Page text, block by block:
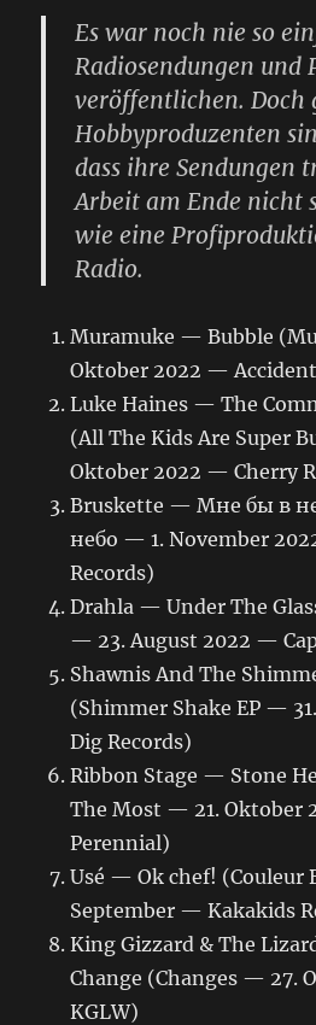
Es war noch nie so
Radiosendungen und
veröffentlichen. Doch
Hobbyproduzenten
dass ihre Sendungen
Arbeit am Ende nicht
wie eine
Radio.
Muramuke — Bubble
Oktober 2022 —
Luke Haines — The
(All The Kids Are Super
Oktober 2022 — Cherry
Bruskette — Мне бы в
небо — 1. November
Records)
Drahla — Under The
— 23. August 2022 —
Shawnis And The
(Shimmer Shake EP —
Dig Records)
Ribbon Stage — Stone
The Most — 21. Oktober
Perennial)
Usé — Ok chef! (Couleur
September — Kakakids
King Gizzard & The
Change (Changes — 27.
KGLW)